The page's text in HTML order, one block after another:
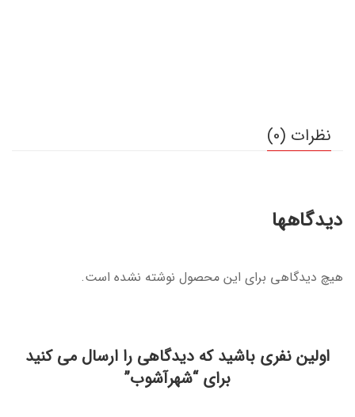
نظرات (0)
دیدگاهها
هیچ دیدگاهی برای این محصول نوشته نشده است.
اولین نفری باشید که دیدگاهی را ارسال می کنید
برای “شهرآشوب”